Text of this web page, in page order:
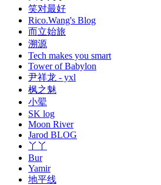
笑对最好
Rico.Wang's Blog
而立始旅
溯源
Tech makes you smart
Tower of Babylon
尹祥龙 - yxl
枫之魅
小翚
SK log
Moon River
Jarod BLOG
丫丫
Bur
Yamir
地平线